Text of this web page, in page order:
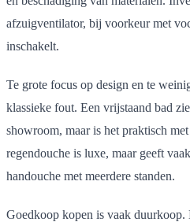
afzuigventilator, bij voorkeur met
inschakelt.
Te grote focus op design en te
klassieke fout. Een vrijstaand bad
showroom, maar is het praktisch
regendouche is luxe, maar geeft
handouche met meerdere standen.
Goedkoop kopen is vaak duurkoop.